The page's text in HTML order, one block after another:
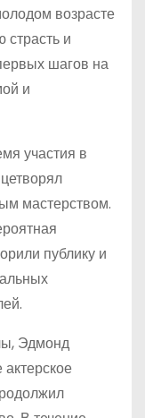
возрасте
страсть и
шагов на
и
участия в
мастерством.
публику и
Эдмонд